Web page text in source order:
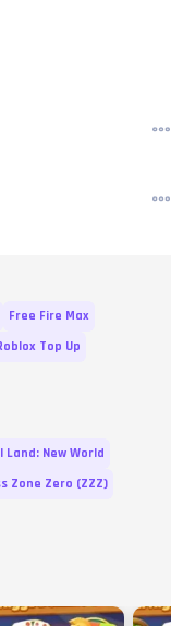
Free Fire Max
Top Up
Land: New World
Zone Zero (ZZZ)